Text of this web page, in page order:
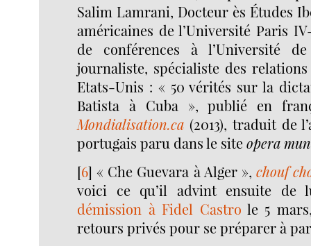
Salim Lamrani, Docteur ès Études
américaines de l’Université Paris
de conférences à l’Université
journaliste, spécialiste des
Etats-Unis : « 50 vérités sur la
Batista à Cuba », publié en
Mondialisation.ca (2013), traduit de
portugais paru dans le siteopera
[6]« Che Guevara à Alger », chouf
voici ce qu’il advint ensuite
démission à Fidel Castro le 5
retours privés pour se préparer à